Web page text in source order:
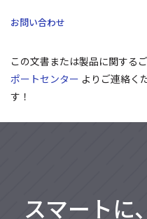
お問い合わせ
この文書または製品に関する
ポートセンター よりご連絡く
す！
スマートに